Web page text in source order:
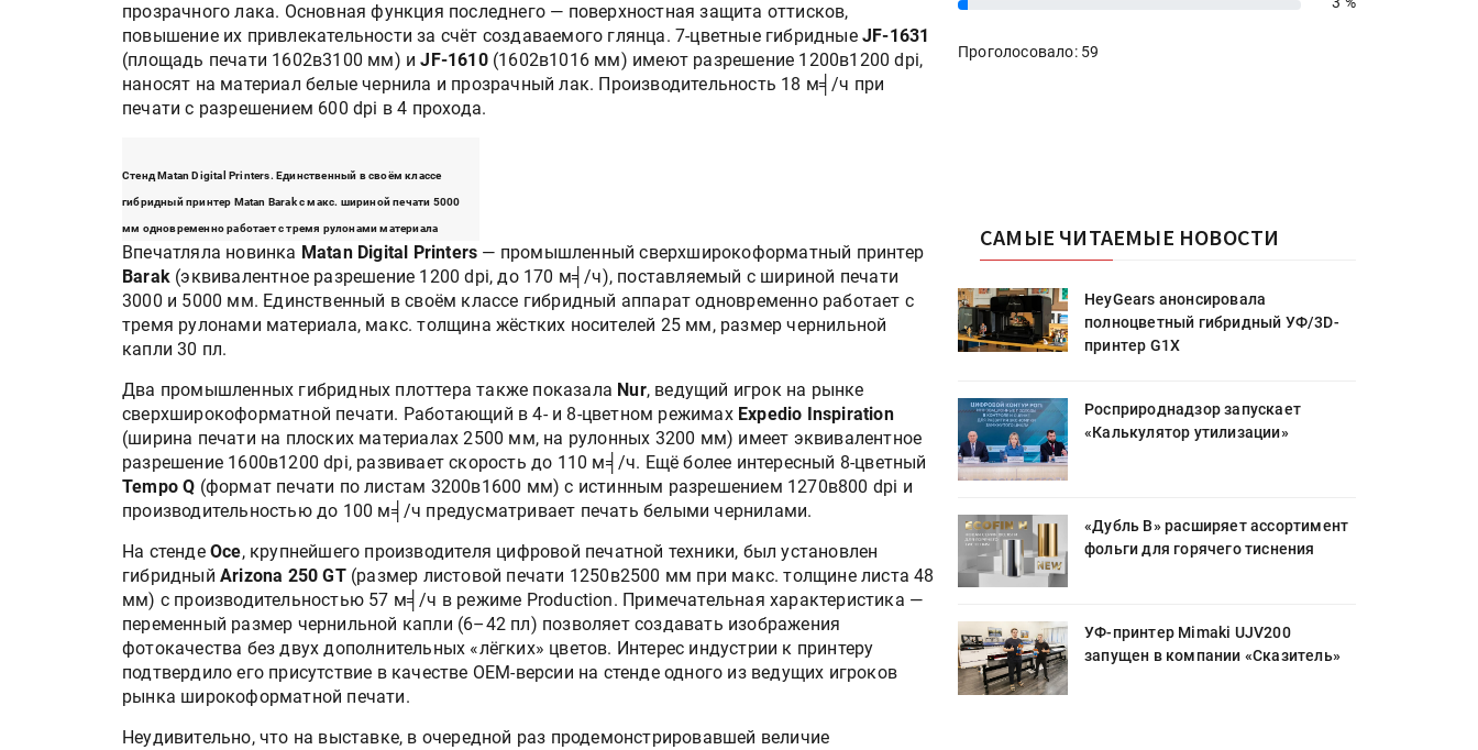
прозрачного лака. Основная функция последнего — поверхностная защита оттисков,
повышение их привлекательности за счёт создаваемого глянца. 7-цветные гибридныеJF-1631
(площадь печати 1602в3100 мм) иJF-1610(1602в1016 мм) имеют разрешение 1200в1200 dpi,
наносят на материал белые чернила и прозрачный лак. Производительность 18 м╡/ч при
печати с разрешением 600 dpi в 4 прохода.
Стенд Matan Digital Printers. Единственный в своём классе
гибридный принтер Matan Barak с макс. шириной печати 5000
мм одновременно работает с тремя рулонами материала
Впечатляла новинка Matan Digital Printers — промышленный сверхширокоформатный принтер
Barak (эквивалентное разрешение 1200 dpi, до 170 м╡/ч), поставляемый с шириной печати
3000 и 5000 мм. Единственный в своём классе гибридный аппарат одновременно работает с
тремя рулонами материала, макс. толщина жёстких носителей 25 мм, размер чернильной
капли 30 пл.
Два промышленных гибридных плоттера также показала Nur, ведущий игрок на рынке
сверхширокоформатной печати. Работающий в 4- и 8-цветном режимах Expedio Inspiration
(ширина печати на плоских материалах 2500 мм, на рулонных 3200 мм) имеет эквивалентное
разрешение 1600в1200 dpi, развивает скорость до 110 м╡/ч. Ещё более интересный 8-цветный
Tempo Q (формат печати по листам 3200в1600 мм) с истинным разрешением 1270в800 dpi и
производительностью до 100 м╡/ч предусматривает печать белыми чернилами.
На стенде Oce, крупнейшего производителя цифровой печатной техники, был установлен
гибридный Arizona 250 GT(размер листовой печати 1250в2500 мм при макс. толщине листа 48
мм) с производительностью 57 м╡/ч в режиме Production. Примечательная характеристика —
переменный размер чернильной капли (6–42 пл) позволяет создавать изображения
фотокачества без двух дополнительных «лёгких» цветов. Интерес индустрии к принтеру
подтвердило его присутствиe в качестве OEM-версии на стенде одного из ведущих игроков
рынка широкоформатной печати.
Неудивительно, что на выставке, в очередной раз продемонстрировавшей величие
3%
Проголосовало: 59
САМЫЕ ЧИТАЕМЫЕ НОВОСТИ
HeyGears анонсировала
полноцветный гибридный УФ/3D-
Росприроднадзор запускает
«Калькулятор утилизации»
«Дубль В» расширяет ассортимент
фольги для горячего тиснения
УФ-принтер Mimaki UJV200
запущен в компании «Сказитель»
HeyGears анонсировала
полноцветный гибридный УФ/3D-
Росприроднадзор запускает
«Калькулятор утилизации»
«Дубль В» расширяет ассортимент
фольги для горячего тиснения
УФ-принтер Mimaki UJV200
запущен в компании «Сказитель»
HeyGears анонсировала
полноцветный гибридный УФ/3D-
принтер G1X
Росприроднадзор запускает
«Калькулятор утилизации»
«Дубль В» расширяет ассортимент
фольги для горячего тиснения
УФ-принтер Mimaki UJV200
запущен в компании «Сказитель»